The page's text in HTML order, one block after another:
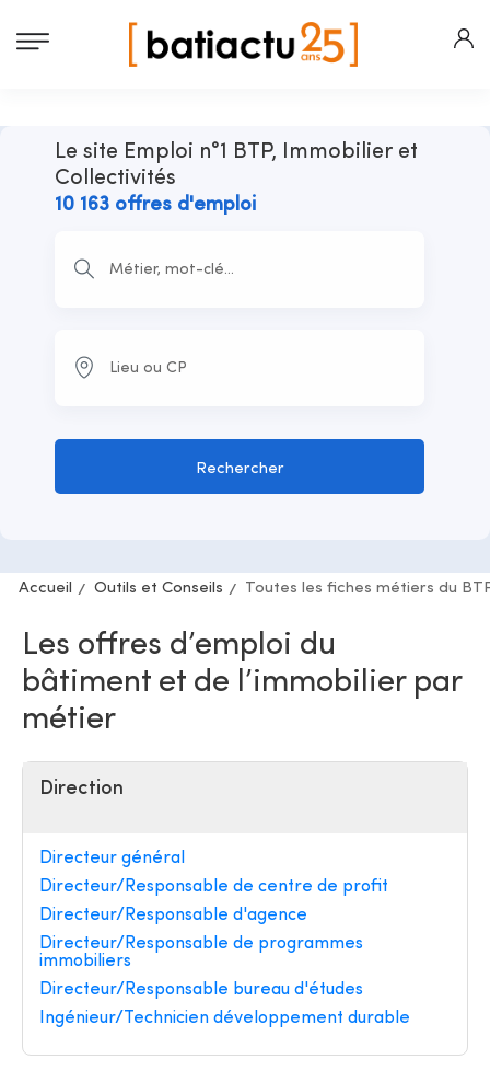
Le site Emploi n°1 BTP, Immobilier et
Collectivités
10 163 offres d'emploi
Rechercher
Accueil Outils et Conseils Toutes les fiches métiers du
Les offres d’emploi du
bâtiment et de l’immobilier par
métier
Direction
Directeur général
Directeur/Responsable de centre de profit
Directeur/Responsable d'agence
Directeur/Responsable de programmes
immobiliers
Directeur/Responsable bureau d'études
Ingénieur/Technicien développement durable